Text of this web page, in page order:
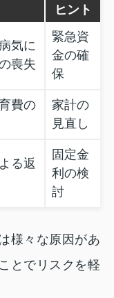
ヒント
気に
喪失
緊急資
金の確
保
費の
家計の
見直し
る返
固定金
利の検
討
様々な原因があ
とでリスクを軽